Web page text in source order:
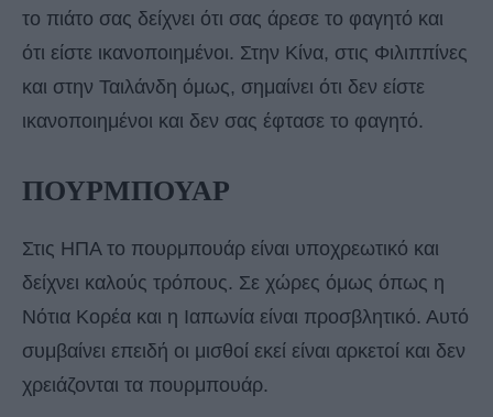
το πιάτο σας δείχνει ότι σας άρεσε το φαγητό και
ότι είστε ικανοποιημένοι. Στην Κίνα, στις Φιλιππίνες
και στην Ταιλάνδη όμως, σημαίνει ότι δεν είστε
ικανοποιημένοι και δεν σας έφτασε το φαγητό.
ΠΟΥΡΜΠΟΥΑΡ
Στις ΗΠΑ το πουρμπουάρ είναι υποχρεωτικό και
δείχνει καλούς τρόπους. Σε χώρες όμως όπως η
Νότια Κορέα και η Ιαπωνία είναι προσβλητικό. Αυτό
συμβαίνει επειδή οι μισθοί εκεί είναι αρκετοί και δεν
χρειάζονται τα πουρμπουάρ.